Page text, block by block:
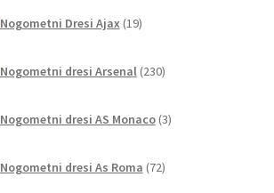
Nogometni Dresi Ajax 19izdelkov
Nogometni dresi Arsenal 230izdelkov
Nogometni dresi AS Monaco 3izdelki
Nogometni dresi As Roma 72izdelkov